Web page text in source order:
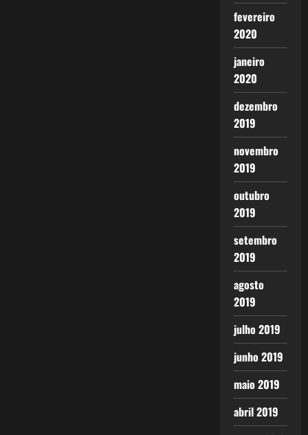
fevereiro
2020
janeiro
2020
dezembro
2019
novembro
2019
outubro
2019
setembro
2019
agosto
2019
julho 2019
junho 2019
maio 2019
abril 2019